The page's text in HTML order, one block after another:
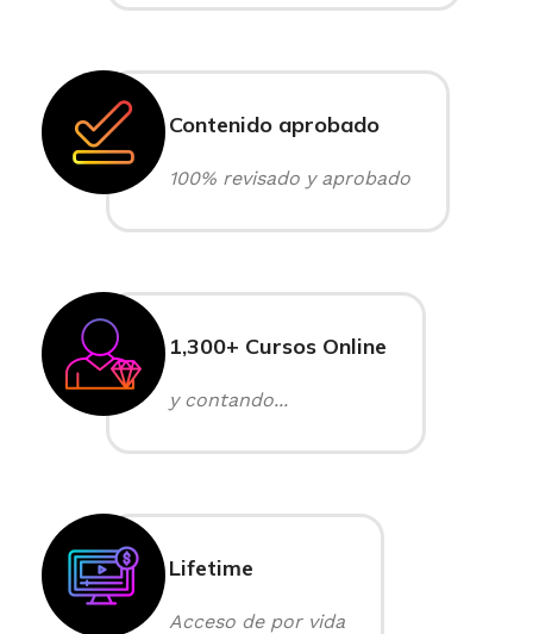
Contenido aprobado
100% revisado y aprobado
1,300+ Cursos Online
y contando...
Lifetime
Acceso de por vida